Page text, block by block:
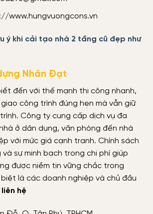
www.hungvuongcons.vn
ý khi cải tạo nhà 2 tầng cũ đẹp như
Nhân Đạt
đến với thế mạnh thi công nhanh,
công trình đúng hẹn mà vẫn giữ
Công ty cung cấp dịch vụ đa
ở dân dụng, văn phòng đến nhà
với mức giá cạnh tranh. Chính sách
và sự minh bạch trong chi phí giúp
được niềm tin vững chắc trong
là các doanh nghiệp và chủ đầu
hệ